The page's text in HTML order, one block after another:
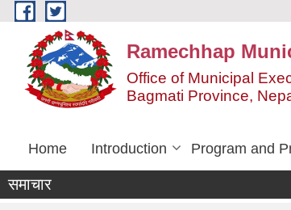
Skip to main content
Ramechhap
Office of Municipal
Bagmati Province,
Home Introduction Program and
समाचार